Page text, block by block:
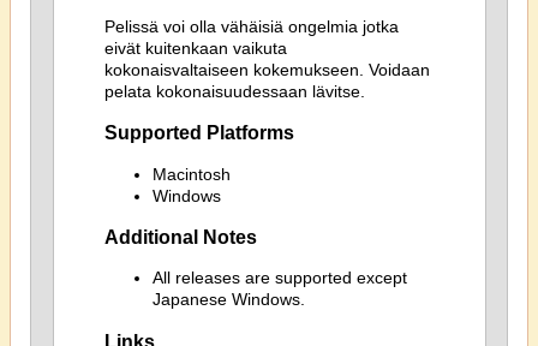
Pelissä voi olla vähäisiä ongelmia jotka
eivät kuitenkaan vaikuta
kokonaisvaltaiseen kokemukseen. Voidaan
pelata kokonaisuudessaan lävitse.
Supported Platforms
Macintosh
Windows
Additional Notes
All releases are supported except
Japanese Windows.
Links